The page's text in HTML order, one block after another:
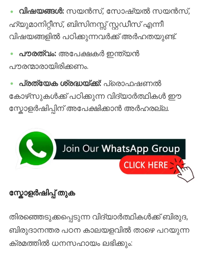
വിഷയങ്ങൾ:സയൻസ്, സോഷ്യൽ സയൻസ്,
ഹ്യുമാനിറ്റീസ്, ബിസിനസ്സ് സ്റ്റഡീസ് എന്നീ
വിഷയങ്ങളിൽ പഠിക്കുന്നവർക്ക് അർഹതയുണ്ട്.
പൗരത്വം:അപേക്ഷകർ ഇന്ത്യൻ
പൗരന്മാരായിരിക്കണം.
പ്രത്യേക ശ്രദ്ധയ്ക്ക്:പ്രൊഫഷണൽ
കോഴ്‌സുകൾക്ക് പഠിക്കുന്ന വിദ്യാർത്ഥികൾ ഈ
സ്കോളർഷിപ്പിന് അപേക്ഷിക്കാൻ അർഹരല്ല.
സ്കോളർഷിപ്പ് തുക
​തിരഞ്ഞെടുക്കപ്പെടുന്ന വിദ്യാർത്ഥികൾക്ക് ബിരുദ,
ബിരുദാനന്തര പഠന കാലയളവിൽ താഴെ പറയുന്ന
ക്രമത്തിൽ ധനസഹായം ലഭിക്കും: